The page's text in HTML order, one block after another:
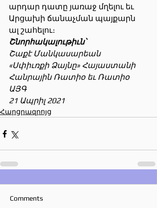
արդար դատը յառաջ մղելու եւ
Արցախի ճանաչման պայքարն
ալ շահելու։
Շնորհակալութիւն՝
Շաքէ Մանկասարեան
«Սփիւռքի Ձայնը» Հայաստանի
Հանրային Ռատիօ եւ Ռատիօ
ԱՅԳ
21 Ապրիլ 2021
Հարցրազրոյց
Comments